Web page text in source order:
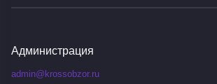
Администрация
admin@krossobzor.ru